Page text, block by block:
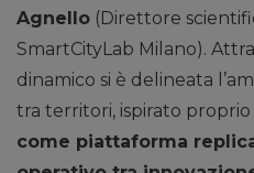
Agnello (Direttore
SmartCityLab Milano).
dinamico si è delineata
tra territori, ispirato proprio
come piattaforma